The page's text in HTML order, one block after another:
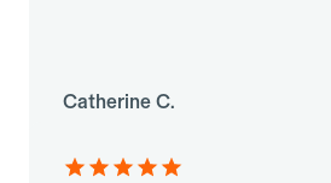
Catherine C.